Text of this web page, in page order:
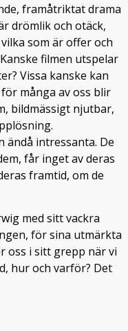
framåtriktat drama
drömlik och otäck,
som är offer och
filmen utspelar
Vissa kanske kan
många av oss blir
bildmässigt njutbar,
ändå intressanta. De
får inget av deras
framtid, om de
med sitt vackra
för sina utmärkta
oss i sitt grepp när vi
hur och varför? Det